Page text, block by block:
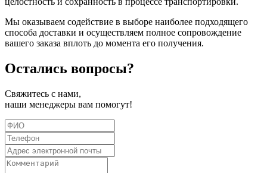
Мы оказываем содействие в выборе наиболее подходящего
способа доставки и осуществляем полное сопровождение
вашего заказа вплоть до момента его получения.
Остались вопросы?
Свяжитесь с нами,
наши менеджеры вам помогут!